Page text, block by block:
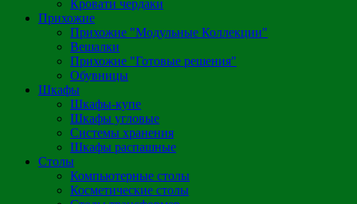
Кровати чердаки
Прихожие
Прихожие "Модульные Коллекции"
Вешалки
Прихожие "Готовые решения"
Обувницы
Шкафы
Шкафы-купе
Шкафы угловые
Системы хранения
Шкафы распашные
Столы
Компьютерные столы
Косметические столы